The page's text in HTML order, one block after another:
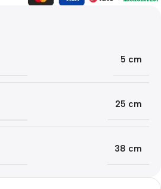
5 cm
25 cm
38 cm